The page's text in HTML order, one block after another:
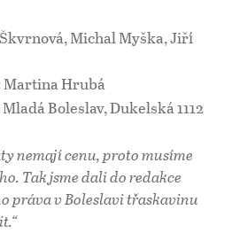
Michal Myška, Jiří
Martina Hrubá
Boleslav, Dukelská 1112
nemají cenu, proto musíme
Tak jsme dali do redakce
práva v Boleslavi třaskavinu